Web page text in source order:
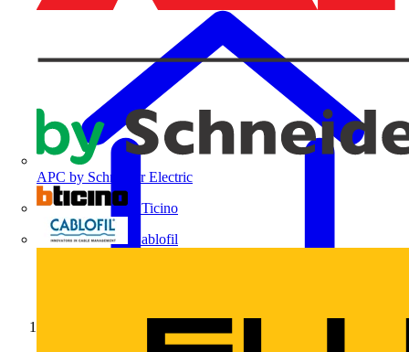
APC by Schneider Electric
BTicino
Cablofil